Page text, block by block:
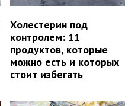
Холестерин под
контролем: 11
продуктов, которые
можно есть и которых
стоит избегать